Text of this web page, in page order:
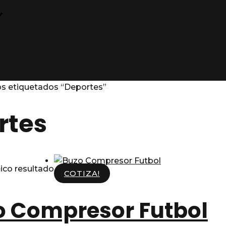
etiquetados “Deportes”
resultado COTIZA!
Compresor Futbol